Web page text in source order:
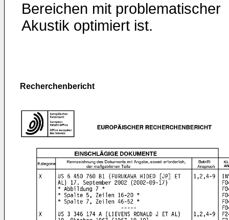
Bereichen mit problematischer
Akustik optimiert ist.
Recherchenbericht